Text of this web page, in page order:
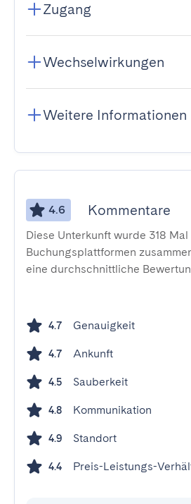
Zugang
Wechselwirkungen
Weitere Informationen
4.6 Kommentare
Diese Unterkunft wurde 318
Buchungsplattformen
eine durchschnittliche
4.7 Genauigkeit
4.7 Ankunft
4.5 Sauberkeit
4.8 Kommunikation
4.9 Standort
4.4 Preis-Leistungs-